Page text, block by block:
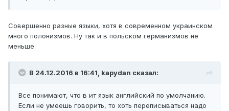
Совершенно разные языки, хотя в современном украинском
много полонизмов. Ну так и в польском германизмов не
меньше.
В 24.12.2016 в 16:41, kapydan сказал:
Все понимают, что в ит язык английский по умолчанию.
Если не умеешь говорить, то хоть переписываться надо